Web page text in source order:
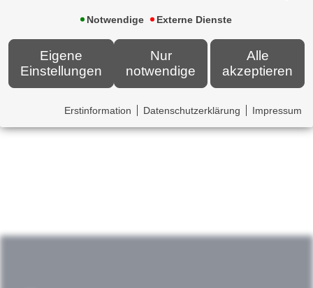
Notwendige Externe Dienste
Eigene
Einstellungen
Nur
notwendige
Alle
akzeptieren
Erstinformation Datenschutzerklärung Impressum
Newsticker